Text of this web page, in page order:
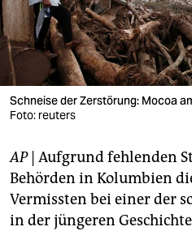
nord
wahrheit
verlag
verlag
veranstaltungen
shop
fragen & hilfe
Schneise der Zerstörung: Mocoa
Foto: reuters
AP| Aufgrund fehlenden
Behörden in Kolumbien
Vermissten bei einer der
in der jüngeren